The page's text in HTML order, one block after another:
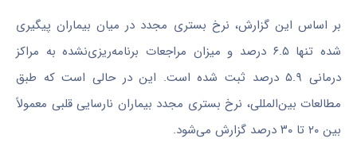
بر اساس این گزارش، نرخ بستری مجدد در میان بیماران پیگیری‌
شده تنها ۶.۵ درصد و میزان مراجعات برنامه‌ریزی‌نشده به مراکز
درمانی ۵.۹ درصد ثبت شده است. این در حالی است که طبق
مطالعات بین‌المللی، نرخ بستری مجدد بیماران نارسایی قلبی معمولاً
بین ۲۰ تا ۳۰ درصد گزارش می‌شود.